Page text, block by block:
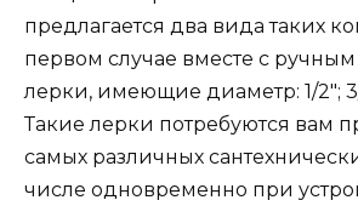
предлагается два вида таких
первом случае вместе с
лерки, имеющие диаметр: 1/2″; 3/
Такие лерки потребуются вам
самых различных
числе одновременно при